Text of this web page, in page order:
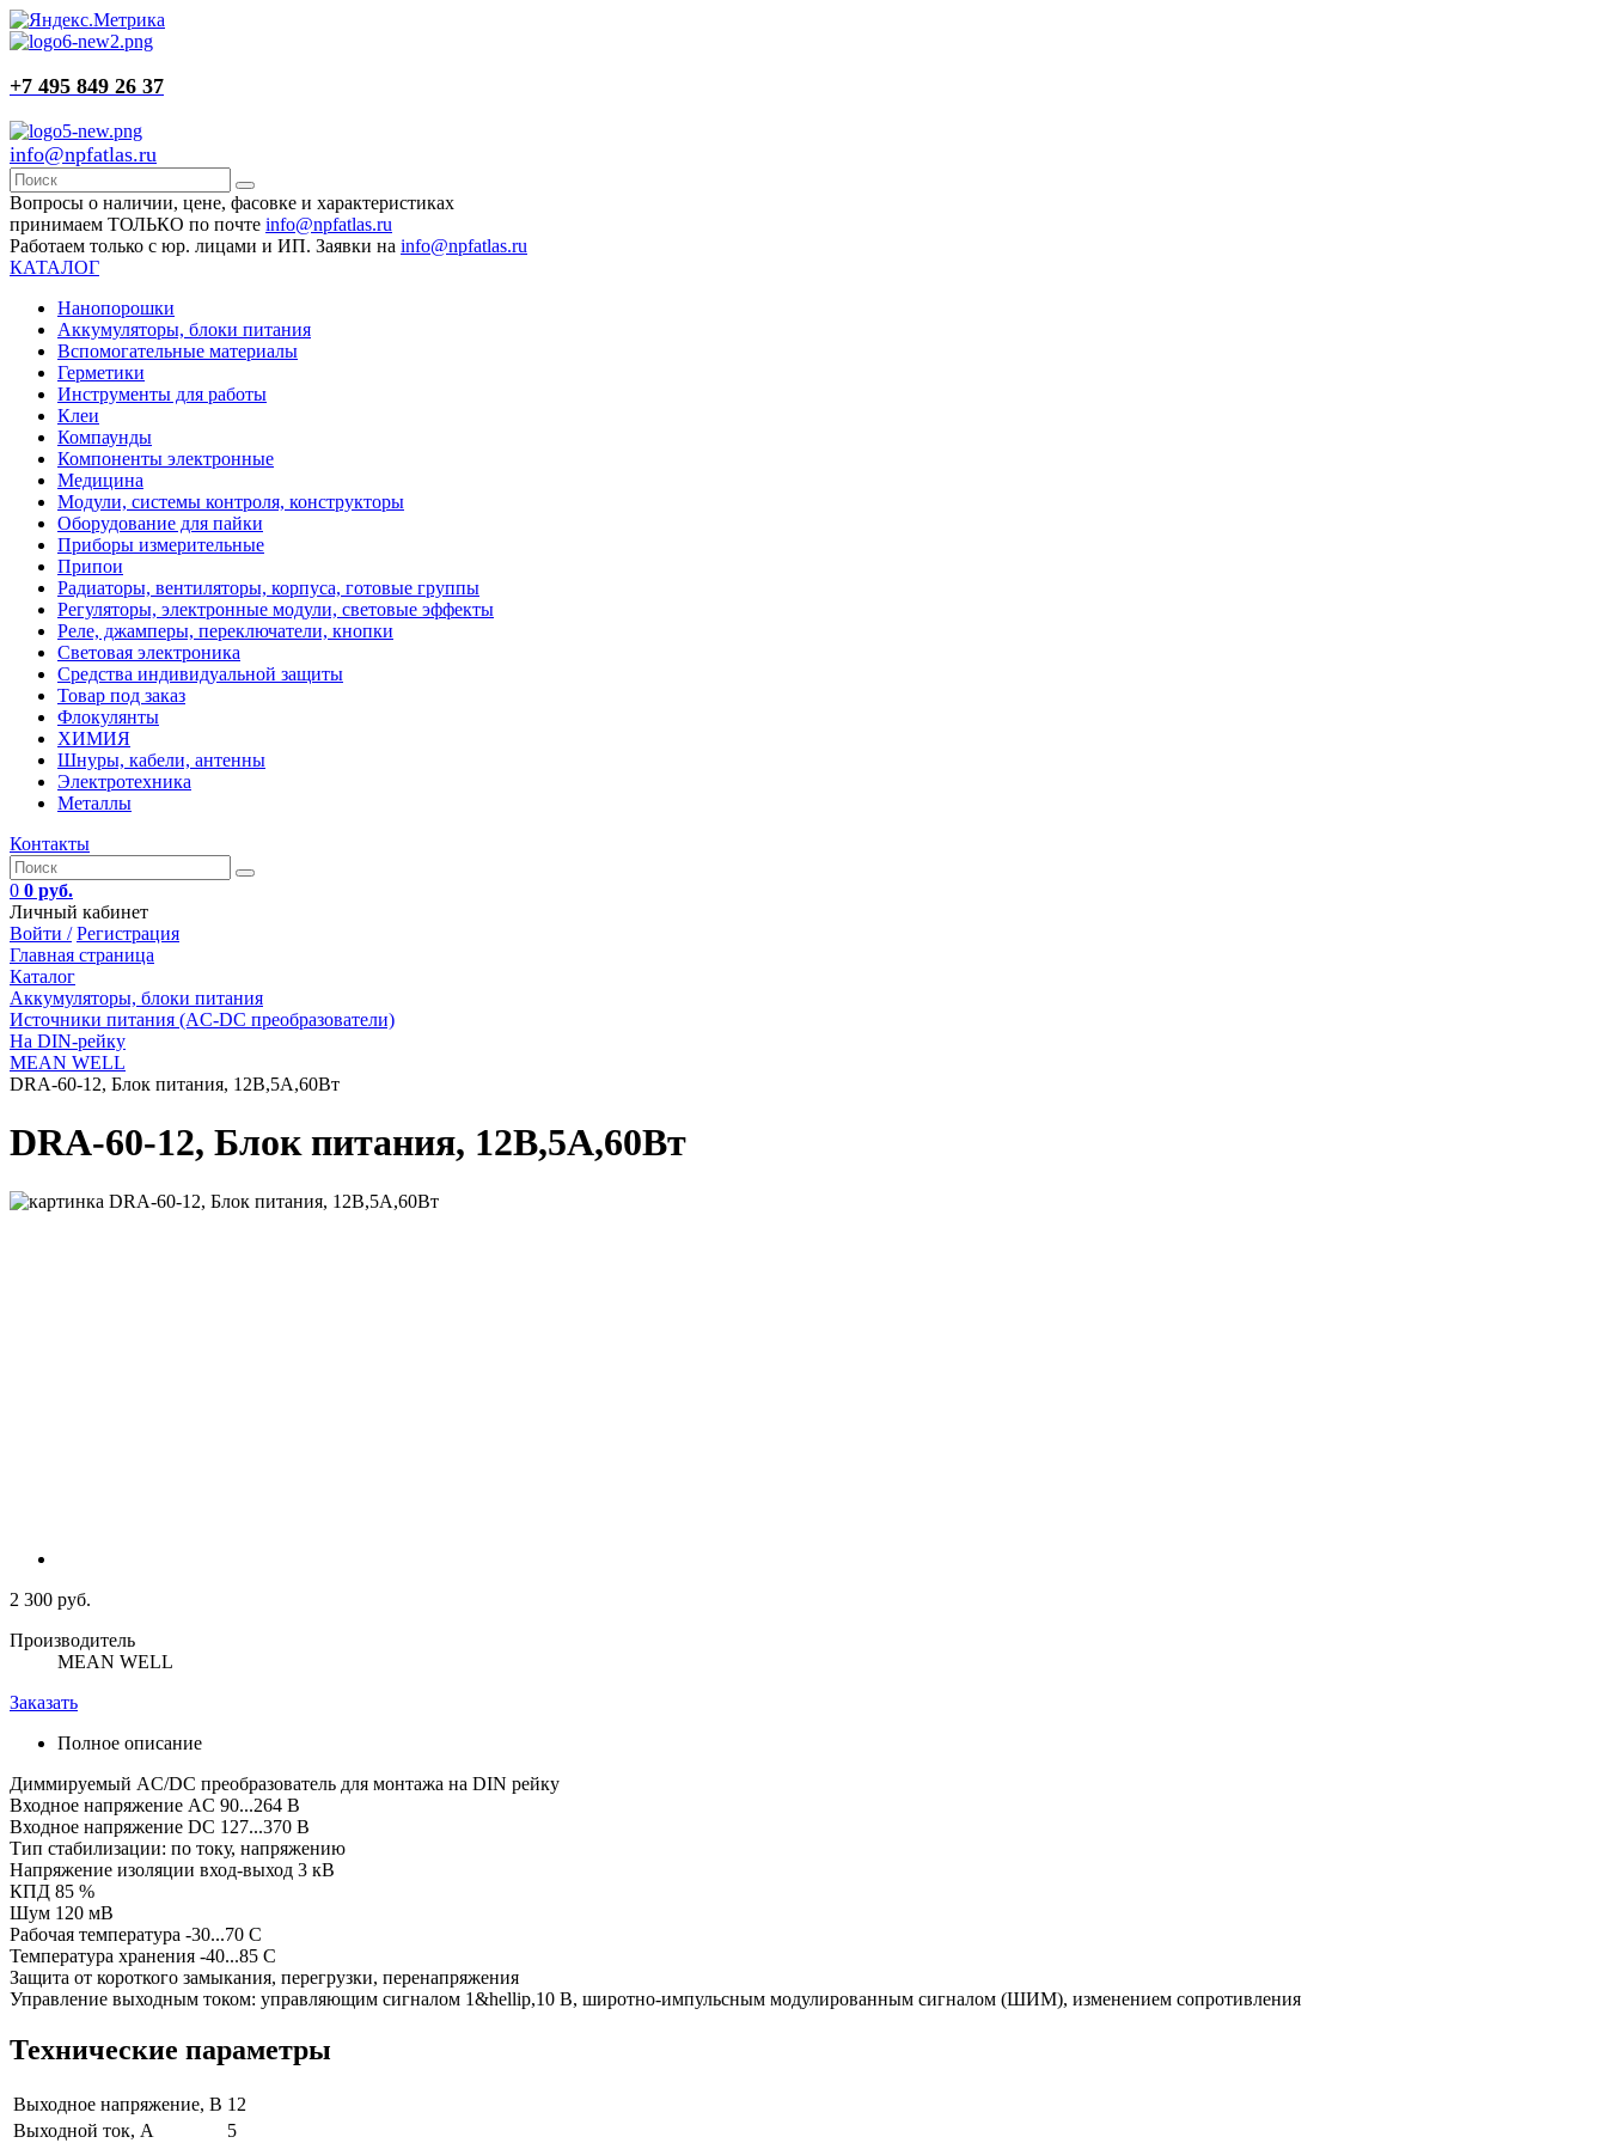
+7 495 849 26 37
info@npfatlas.ru
Вопросы о наличии, цене, фасовке и характеристиках
принимаем ТОЛЬКО по почте info@npfatlas.ru
Работаем только с юр. лицами и ИП. Заявки на info@npfatlas.ru
КАТАЛОГ
Нанопорошки
Аккумуляторы, блоки питания
Вспомогательные материалы
Герметики
Инструменты для работы
Клеи
Компаунды
Компоненты электронные
Медицина
Модули, системы контроля, конструкторы
Оборудование для пайки
Приборы измерительные
Припои
Радиаторы, вентиляторы, корпуса, готовые группы
Регуляторы, электронные модули, световые эффекты
Реле, джамперы, переключатели, кнопки
Световая электроника
Средства индивидуальной защиты
Товар под заказ
Флокулянты
ХИМИЯ
Шнуры, кабели, антенны
Электротехника
Металлы
Контакты
0 0 руб.
Личный кабинет
Войти / Регистрация
Главная страница
Каталог
Аккумуляторы, блоки питания
Источники питания (AC-DC преобразователи)
На DIN-рейку
MEAN WELL
DRA-60-12, Блок питания, 12В,5А,60Вт
DRA-60-12, Блок питания, 12В,5А,60Вт
2 300 руб.
Производитель
MEAN WELL
Заказать
Полное описание
Диммируемый AC/DC преобразователь для монтажа на DIN рейку
Входное напряжение AC 90...264 В
Входное напряжение DC 127...370 В
Тип стабилизации: по току, напряжению
Напряжение изоляции вход-выход 3 кВ
КПД 85 %
Шум 120 мВ
Рабочая температура -30...70 C
Температура хранения -40...85 C
Защита от короткого замыкания, перегрузки, перенапряжения
Управление выходным током: управляющим сигналом 1&hellip,10 В, широтно-импульсным модулированным сигналом (ШИМ), изменением сопротивления
Технические параметры
Выходное напряжение, В 12
Выходной ток, А
5